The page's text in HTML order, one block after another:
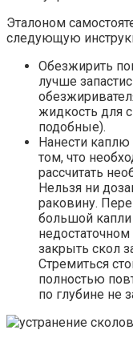
Эталоном
следующую
Обезжирить
лучше
жидкость для
подобные).
Нанести каплю
том, что
рассчитать
Нельзя ни
раковину.
большой капли
закрыть скол
Стремиться
полностью
по глубине не